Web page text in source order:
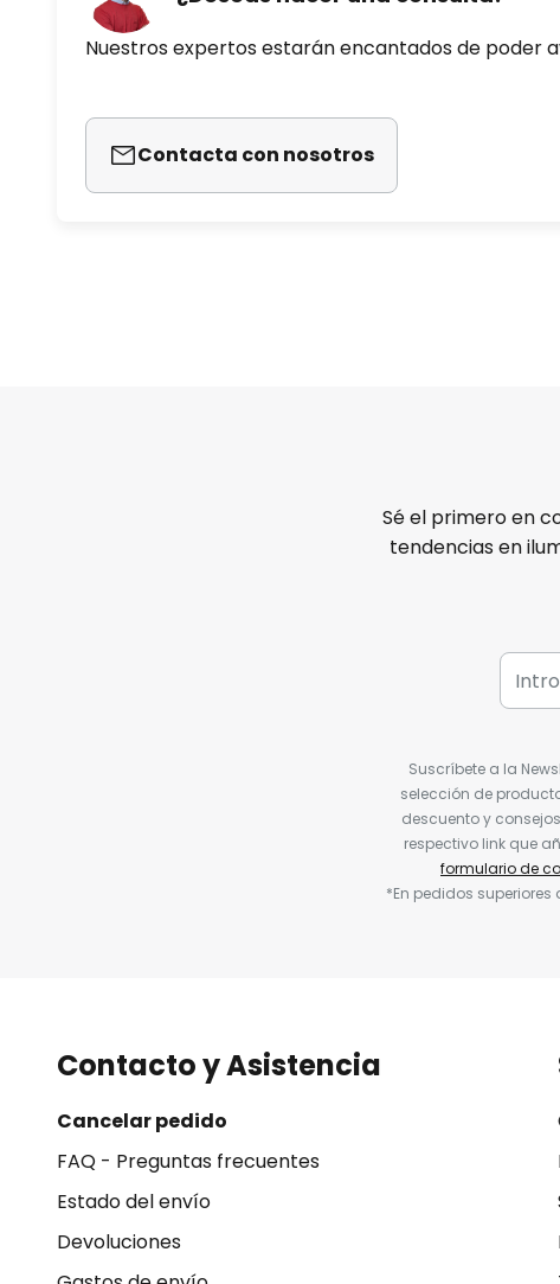
Nuestros expertos estarán encantados de poder
Contacta con nosotros
Sé el primero en
tendencias en
Suscríbete a la
selección de
descuento y
respectivo link que
formulario de
*En pedidos
Contacto y Asistencia
Cancelar pedido
FAQ - Preguntas frecuentes
Estado del envío
Devoluciones